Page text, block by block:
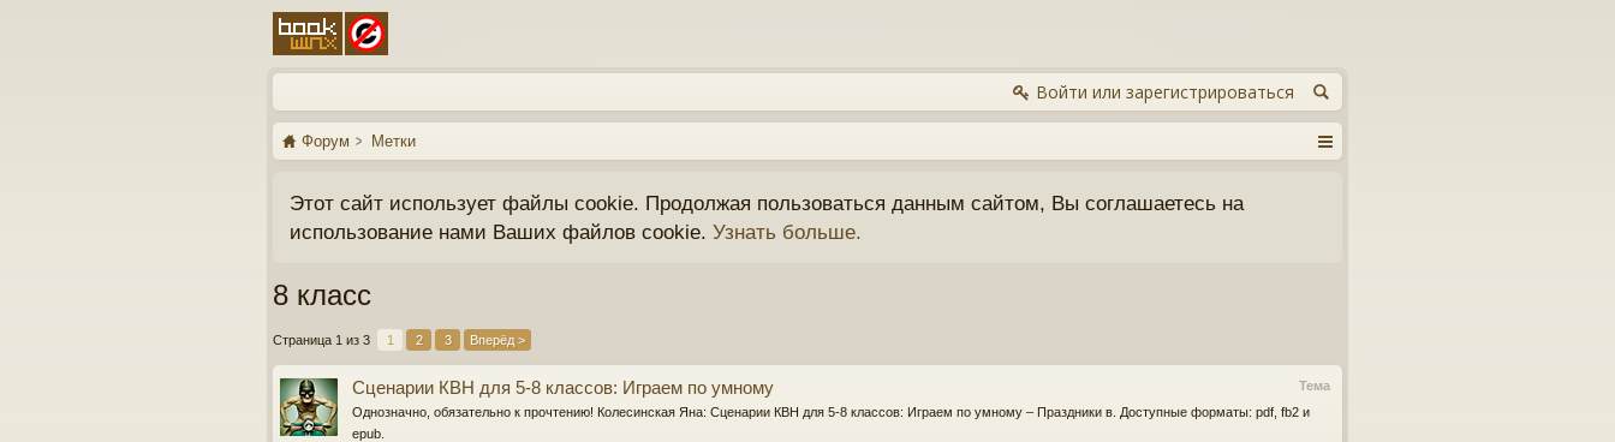
Войти или зарегистрироваться
Форум Метки
Этот сайт использует файлы cookie. Продолжая пользоваться данным сайтом, Вы соглашаетесь на
использование нами Ваших файлов cookie. Узнать больше.
8 класс
Страница 1 из 3 1 2 3 Вперёд >
Тема
Сценарии КВН для 5-8 классов: Играем по умному
Однозначно, обязательно к прочтению! Колесинская Яна: Сценарии КВН для 5-8 классов: Играем по умному – Праздники в. Доступные форматы: pdf, fb2 и
epub.